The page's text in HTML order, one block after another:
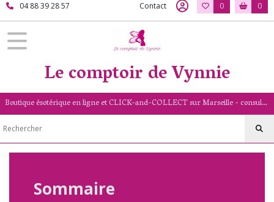
04 88 39 28 57 Contact 0 0
Le comptoir de Vynnie
Boutique ésotérique en ligne et CLICK-and-COLLECT sur Marseille - consultation de voyance par mail - livret numérologique (13/PACA)
Sommaire